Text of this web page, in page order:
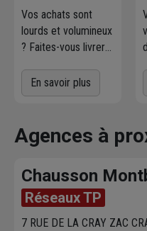
Vos achats sont
lourds et volumineux
? Faites-vous livrer
voulez! L'agence
Chausson qui
vous contacte pour
fixer le meilleur
livraison. Bonus :
Nous livrons jusqu'au
7ème étage.
En savoir plus
Agences à
Chausson
Réseaux TP
7 RUE DE LA CRAY ZAC